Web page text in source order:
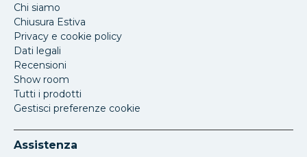
Chi siamo
Chiusura Estiva
Privacy e cookie policy
Dati legali
Recensioni
Show room
Tutti i prodotti
Gestisci preferenze cookie
Assistenza